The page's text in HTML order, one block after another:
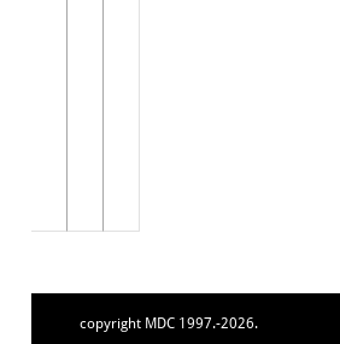
copyright MDC 1997.-2026.